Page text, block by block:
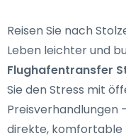
Reisen Sie nach
Leben leichter und
Flughafentransfer
Sie den Stress mit
Preisverhandlungen
direkte, komfortable